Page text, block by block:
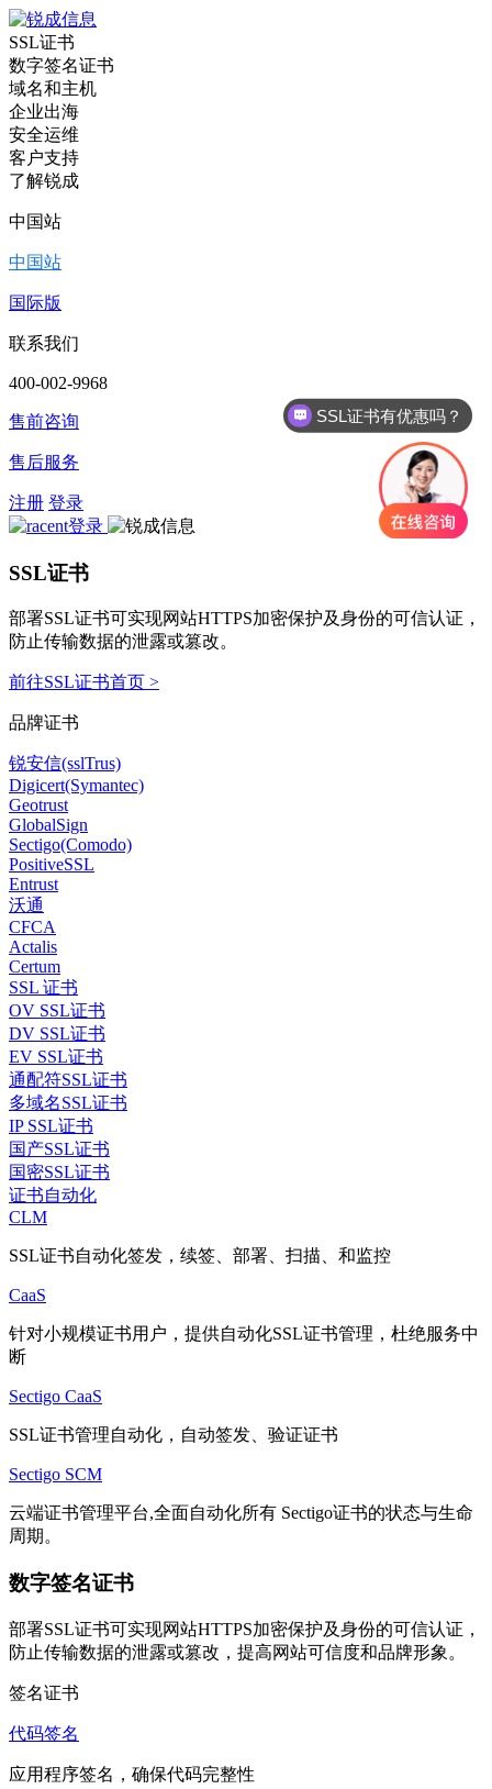
SSL证书
数字签名证书
域名和主机
企业出海
安全运维
客户支持
了解锐成
中国站
中国站
国际版
联系我们
400-002-9968
售前咨询
售后服务
注册 登录
SSL证书
部署SSL证书可实现网站HTTPS加密保护及身份的可信认证，
防止传输数据的泄露或篡改。
前往SSL证书首页 >
品牌证书
锐安信(sslTrus)
Digicert(Symantec)
Geotrust
GlobalSign
Sectigo(Comodo)
PositiveSSL
Entrust
沃通
CFCA
Actalis
Certum
SSL 证书
OV SSL证书
DV SSL证书
EV SSL证书
通配符SSL证书
多域名SSL证书
IP SSL证书
国产SSL证书
国密SSL证书
证书自动化
CLM
SSL证书自动化签发，续签、部署、扫描、和监控
CaaS
针对小规模证书用户，提供自动化SSL证书管理，杜绝服务中
断
Sectigo CaaS
SSL证书管理自动化，自动签发、验证证书
Sectigo SCM
云端证书管理平台,全面自动化所有 Sectigo证书的状态与生命
周期。
数字签名证书
部署SSL证书可实现网站HTTPS加密保护及身份的可信认证，
防止传输数据的泄露或篡改，提高网站可信度和品牌形象。
签名证书
代码签名
应用程序签名，确保代码完整性
代码签名证书有优惠吗？